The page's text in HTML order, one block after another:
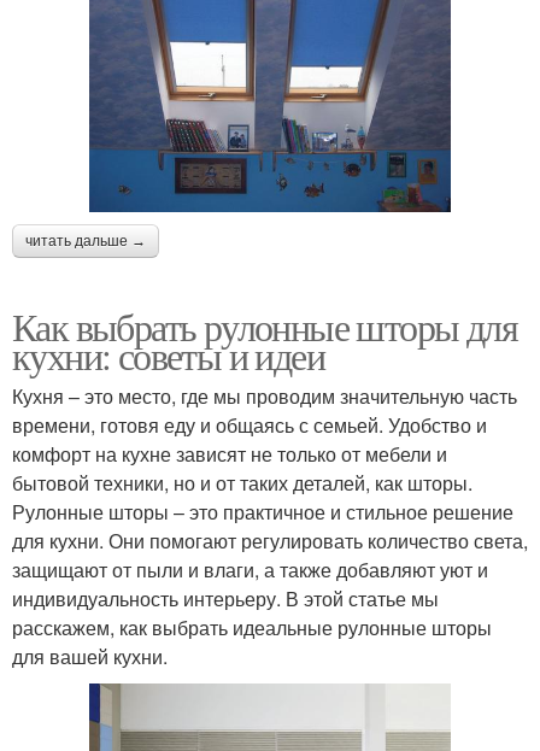
читать дальше →
Как выбрать рулонные шторы для
кухни: советы и идеи
Кухня – это место, где мы проводим значительную часть
времени, готовя еду и общаясь с семьей. Удобство и
комфорт на кухне зависят не только от мебели и
бытовой техники, но и от таких деталей, как шторы.
Рулонные шторы – это практичное и стильное решение
для кухни. Они помогают регулировать количество света,
защищают от пыли и влаги, а также добавляют уют и
индивидуальность интерьеру. В этой статье мы
расскажем, как выбрать идеальные рулонные шторы
для вашей кухни.